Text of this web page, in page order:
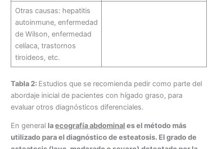
Otras causas: hepatitis
autoinmune, enfermedad
de Wilson, enfermedad
celíaca, trastornos
tiroideos, etc.
Tabla 2: Estudios que se recomienda pedir como parte del
abordaje inicial de pacientes con hígado graso, para
evaluar otros diagnósticos diferenciales.
En general laecografía abdominal es el método más
utilizado para el diagnóstico de esteatosis. El grado de